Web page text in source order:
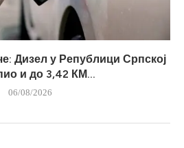
Дизел у Републици Српској
и до 3,42 КМ...
06/08/2026